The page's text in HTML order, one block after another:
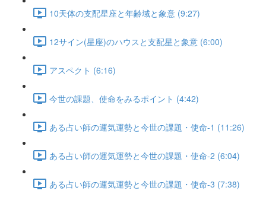
10天体の支配星座と年齢域と象意 (9:27)
12サイン(星座)のハウスと支配星と象意 (6:00)
アスペクト (6:16)
今世の課題、使命をみるポイント (4:42)
ある占い師の運気運勢と今世の課題・使命-1 (11:26)
ある占い師の運気運勢と今世の課題・使命-2 (6:04)
ある占い師の運気運勢と今世の課題・使命-3 (7:38)